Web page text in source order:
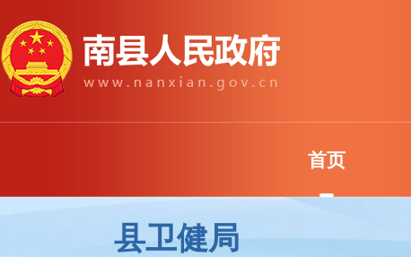
首页
县卫健局